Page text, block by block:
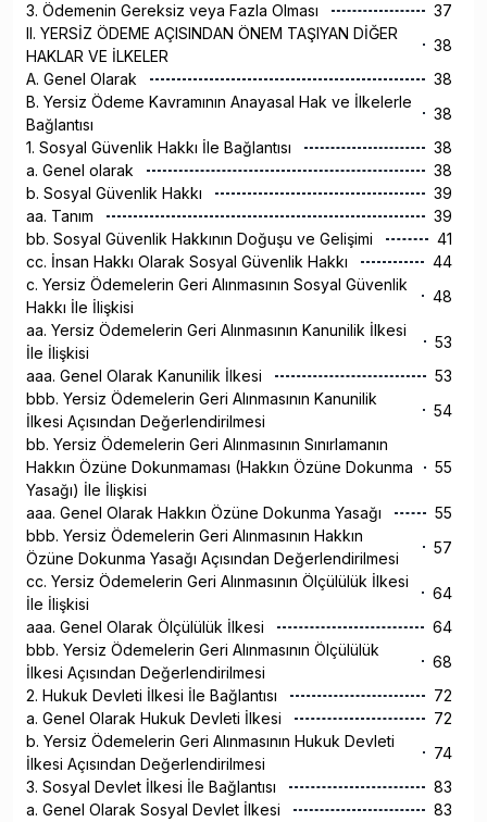
3. Ödemenin Gereksiz veya Fazla Olması
37
II. YERSİZ ÖDEME AÇISINDAN ÖNEM TAŞIYAN DİĞER
HAKLAR VE İLKELER
38
A. Genel Olarak
38
B. Yersiz Ödeme Kavramının Anayasal Hak ve İlkelerle
Bağlantısı
38
1. Sosyal Güvenlik Hakkı İle Bağlantısı
38
a. Genel olarak
38
b. Sosyal Güvenlik Hakkı
39
aa. Tanım
39
bb. Sosyal Güvenlik Hakkının Doğuşu ve Gelişimi
41
cc. İnsan Hakkı Olarak Sosyal Güvenlik Hakkı
44
c. Yersiz Ödemelerin Geri Alınmasının Sosyal Güvenlik
Hakkı İle İlişkisi
48
aa. Yersiz Ödemelerin Geri Alınmasının Kanunilik İlkesi
İle İlişkisi
53
aaa. Genel Olarak Kanunilik İlkesi
53
bbb. Yersiz Ödemelerin Geri Alınmasının Kanunilik
İlkesi Açısından Değerlendirilmesi
54
bb. Yersiz Ödemelerin Geri Alınmasının Sınırlamanın
Hakkın Özüne Dokunmaması (Hakkın Özüne Dokunma
Yasağı) İle İlişkisi
55
aaa. Genel Olarak Hakkın Özüne Dokunma Yasağı
55
bbb. Yersiz Ödemelerin Geri Alınmasının Hakkın
Özüne Dokunma Yasağı Açısından Değerlendirilmesi
57
cc. Yersiz Ödemelerin Geri Alınmasının Ölçülülük İlkesi
İle İlişkisi
64
aaa. Genel Olarak Ölçülülük İlkesi
64
bbb. Yersiz Ödemelerin Geri Alınmasının Ölçülülük
İlkesi Açısından Değerlendirilmesi
68
2. Hukuk Devleti İlkesi İle Bağlantısı
72
a. Genel Olarak Hukuk Devleti İlkesi
72
b. Yersiz Ödemelerin Geri Alınmasının Hukuk Devleti
İlkesi Açısından Değerlendirilmesi
74
3. Sosyal Devlet İlkesi İle Bağlantısı
83
a. Genel Olarak Sosyal Devlet İlkesi
83